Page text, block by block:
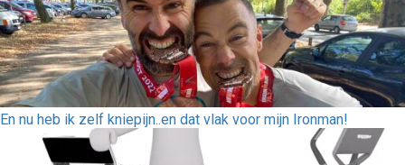
En nu heb ik zelf kniepijn..en dat vlak voor mijn Ironman!